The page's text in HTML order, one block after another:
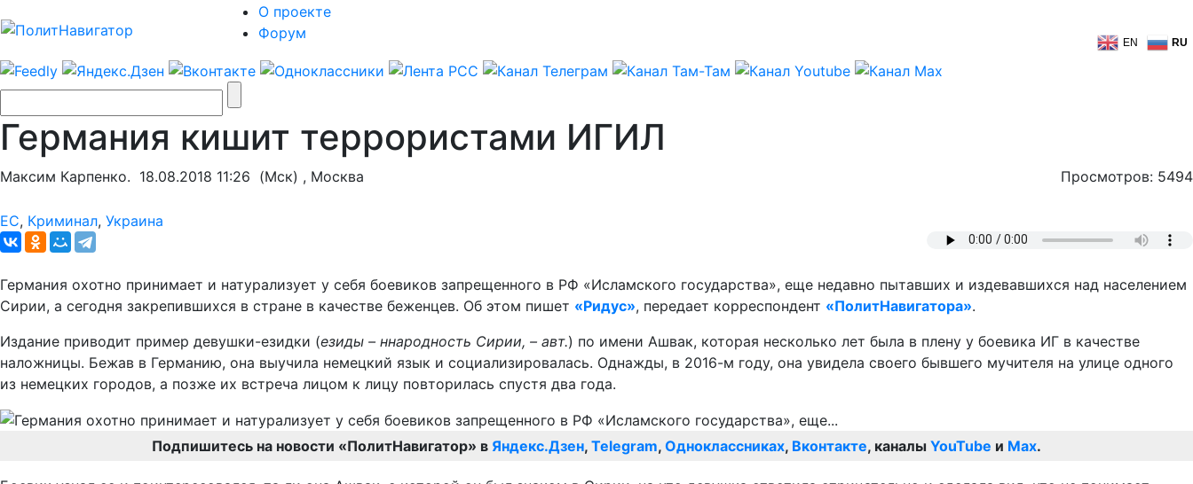
О проекте
Форум
EN RU
Германия кишит террористами ИГИЛ
Максим Карпенко. 18.08.2018 11:26 (Мск) , Москва Просмотров: 5494
ЕС, Криминал, Украина
Германия охотно принимает и натурализует у себя боевиков запрещенного в РФ «Исламского государства», еще недавно пытавших и издевавшихся над населением
Сирии, а сегодня закрепившихся в стране в качестве беженцев. Об этом пишет «Ридус», передает корреспондент «ПолитНавигатора».
Издание приводит пример девушки-езидки (езиды – ннародность Сирии, – авт.) по имени Ашвак, которая несколько лет была в плену у боевика ИГ в качестве
наложницы. Бежав в Германию, она выучила немецкий язык и социализировалась. Однажды, в 2016-м году, она увидела своего бывшего мучителя на улице одного
из немецких городов, а позже их встреча лицом к лицу повторилась спустя два года.
Подпишитесь на новости «ПолитНавигатор» в Яндекс.Дзен, Telegram, Одноклассниках, Вконтакте, каналы YouTube и Max.